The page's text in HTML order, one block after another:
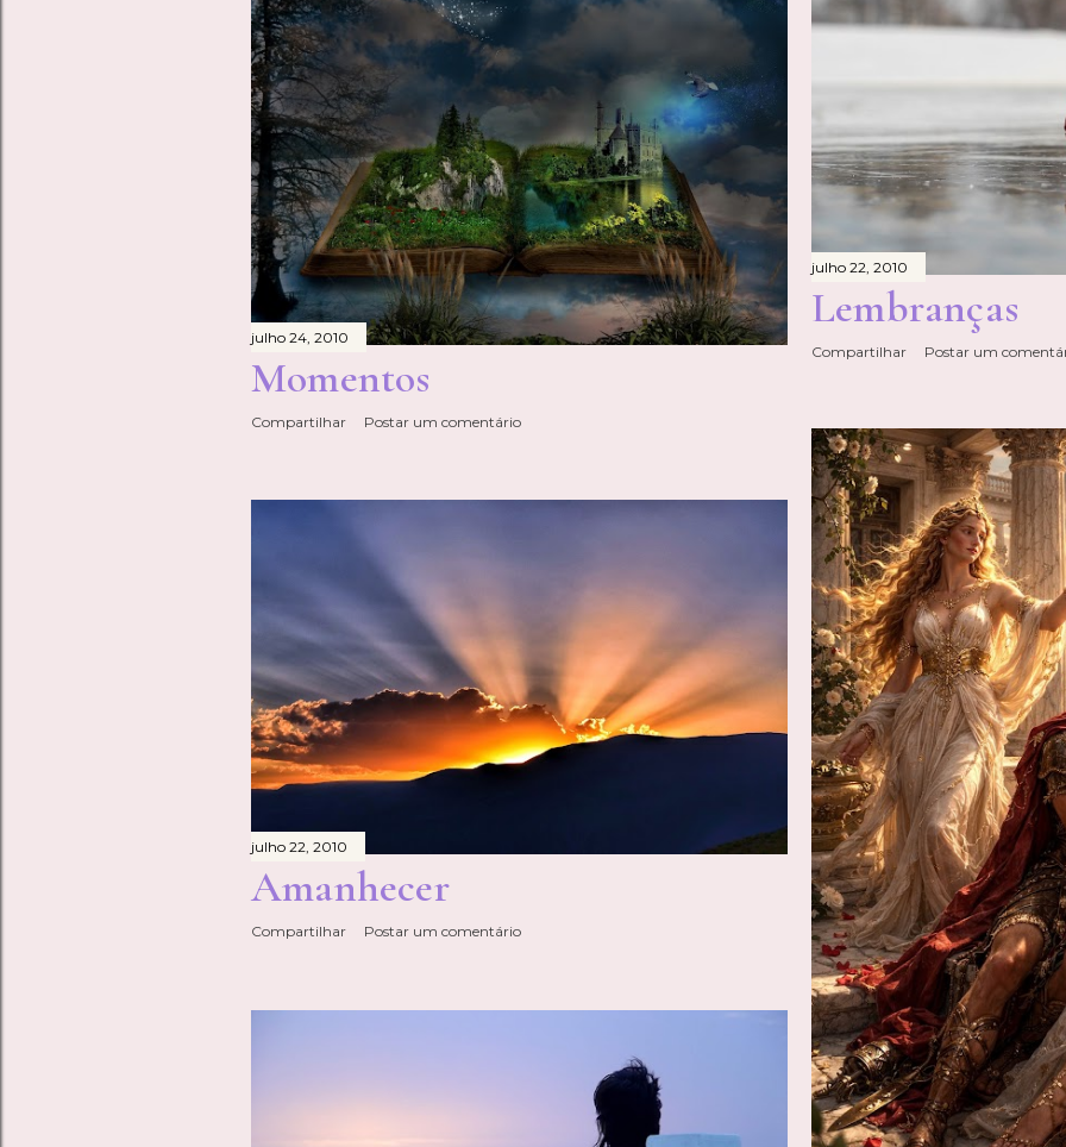
a
g
e
n
s
julho 24, 2010
Momentos
Compartilhar Postar um comentário
julho 22, 2010
Lembranças
Compartilhar Postar um
julho 22, 2010
Amanhecer
Compartilhar Postar um comentário